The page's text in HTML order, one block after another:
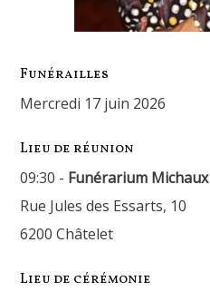
Funérailles
mercredi 17 juin 2026
Lieu de réunion
09:30 - Funérarium Michaux
Rue Jules des Essarts, 10
6200 Châtelet
Lieu de cérémonie